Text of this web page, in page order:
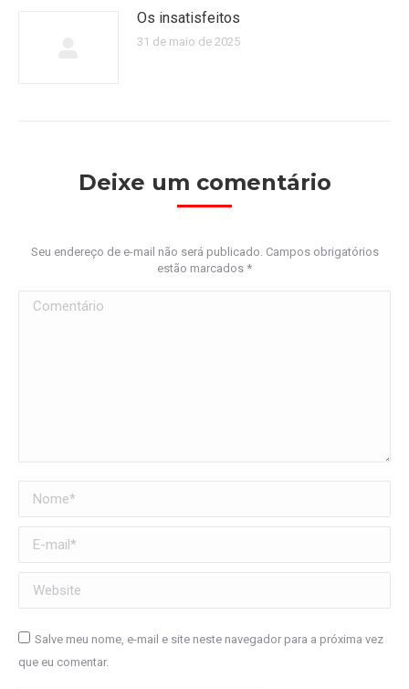
Os insatisfeitos
31 de maio de 2025
Deixe um comentário
Seu endereço de e-mail não será publicado. Campos obrigatórios
estão marcados *
Comentário
Nome *
E-mail *
Website
Salve meu nome, e-mail e site neste navegador para a próxima vez
que eu comentar.